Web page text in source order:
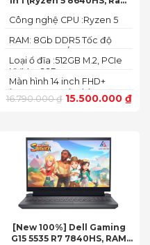
Radeon,14 FHD+ Touch)
16.790.000₫ 15.500.000 ₫
Màn hình 14 inch FHD+
(1920 x 1200 pixels)
Loại ổ đĩa :512GB M.2, PCIe
NVMe, SSD
RAM: 8Gb DDR5 Tốc độ
BUS :5200MT/s
Công nghệ CPU :Ryzen 5
[New 100%] Dell Gaming
G15 5535 R7 7840HS, RAM